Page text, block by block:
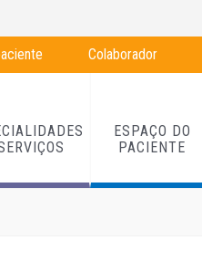
Colaborador
ESPAÇO DO
PACIENTE